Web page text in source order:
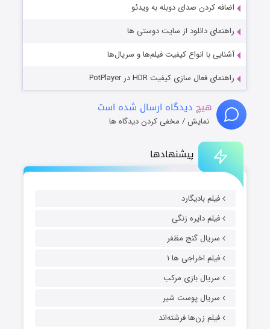
پیشنهادها
فیلم بادیگارد
فیلم دایره زنگی
سریال گنج مظفر
فیلم اخراجی ها ۱
سریال بازی مرکب
سریال پوست شیر
فیلم زن‌ها فرشته‌اند
اضافه کردن صدای دوبله به ویدئو
راهنمای دانلود از سایت دوستی ها
آشنایی با انواع کیفیت فیلم‌ها و سریال‌ها
راهنمای فعال سازی کیفیت HDR در PotPlayer
هیچ دیدگاه ارسال شده است
نمایش / مخفی کردن دیدگاه ها